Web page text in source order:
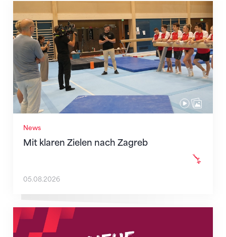
News
Mit klaren Zielen nach Zagreb
Mit klaren Zielen nach Zagreb
05.08.2026
Neue Empfangszeiten ab 1. August 2026